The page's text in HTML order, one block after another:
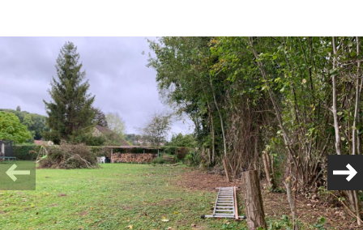
Plus d'informations
financières
Plus de
détails